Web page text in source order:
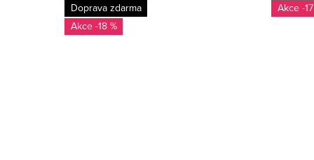
Doprava zdarma
-18 %
-